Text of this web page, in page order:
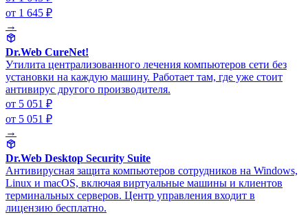
от 1 645 ₽
→
Dr.Web CureNet!
Утилита централизованного лечения компьютеров сети без
установки на каждую машину. Работает там, где уже стоит
антивирус другого производителя.
от 5 051 ₽
от 5 051 ₽
→
Dr.Web Desktop Security Suite
Антивирусная защита компьютеров сотрудников на Windows,
Linux и macOS, включая виртуальные машины и клиентов
терминальных серверов. Центр управления входит в
лицензию бесплатно.